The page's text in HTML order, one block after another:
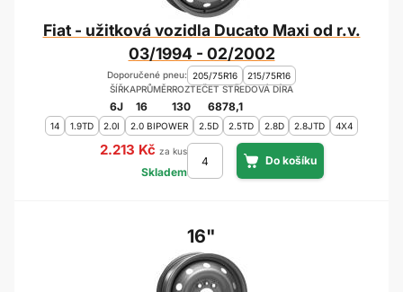
Fiat - užitková vozidla Ducato Maxi od r.v.
03/1994 - 02/2002
ŠÍŘKA
6J
PRŮMĚR
16
ROZTEČ
130
ET
68
STŘEDOVÁ DÍRA
78,1
Doporučené pneu: 205/75R16 215/75R16
14 1.9TD 2.0I 2.0 BIPOWER 2.5D 2.5TD 2.8D 2.8JTD 4X4
2.213 Kčza kus
Skladem
16"